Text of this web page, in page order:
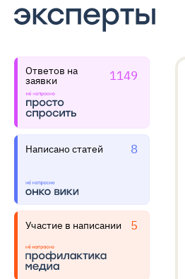
Ответов на
заявки 1149
Написано статей 8
Участие в написании 5